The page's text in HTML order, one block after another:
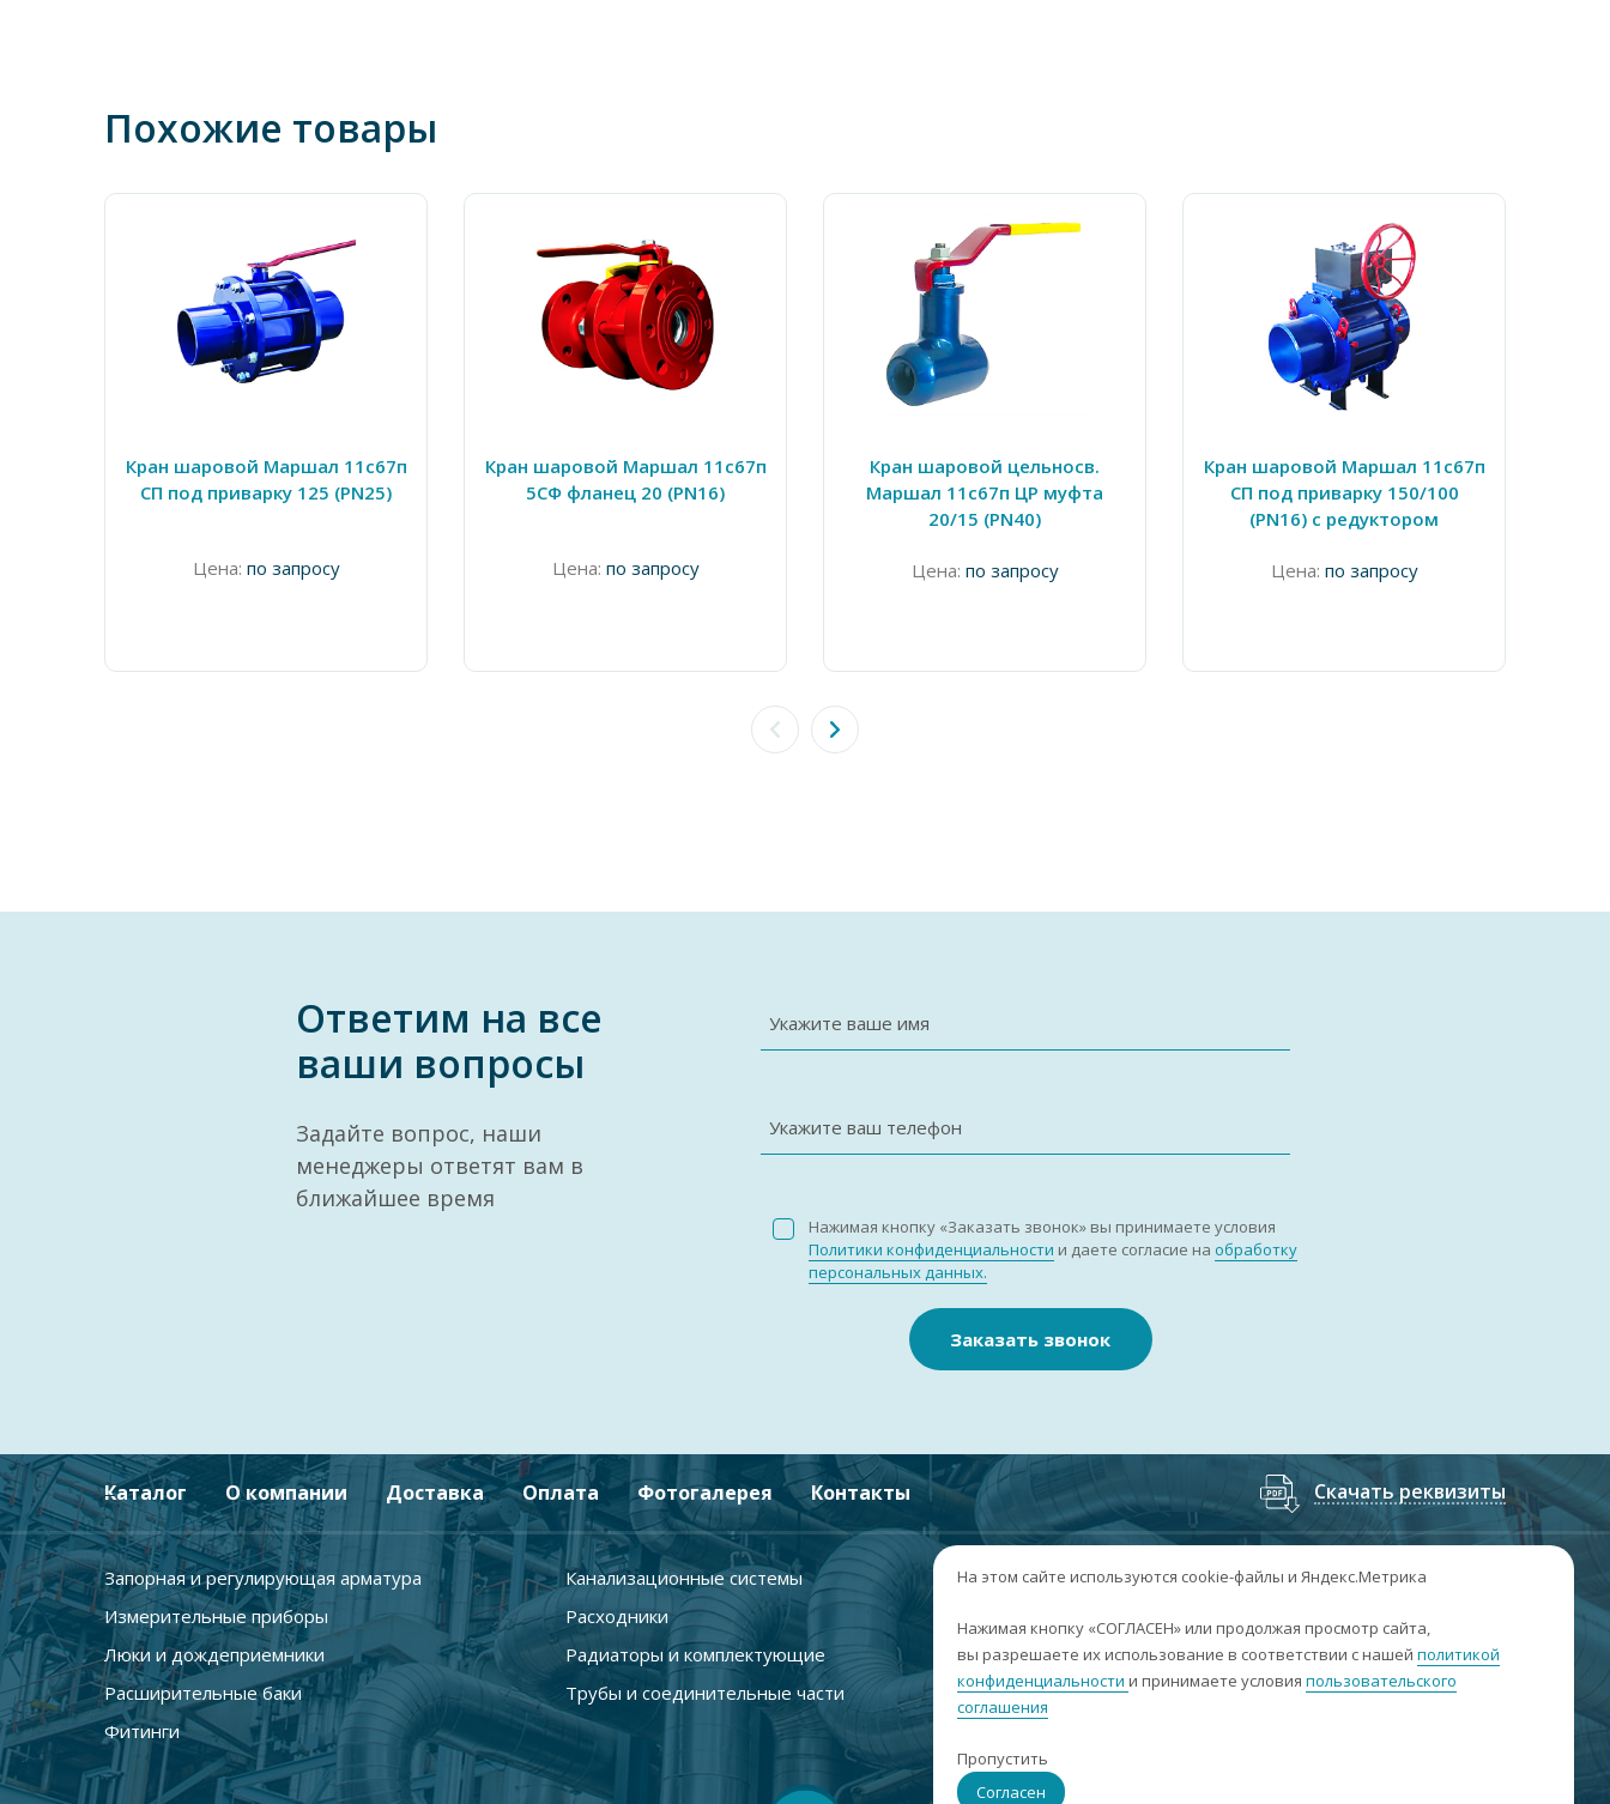
Похожие товары
Кран шаровой Маршал 11с67п
СП под приварку 125 (PN25)
Цена: по запросу
Кран шаровой Маршал 11с67п
5СФ фланец 20 (PN16)
Цена: по запросу
Кран шаровой цельносв.
Маршал 11с67п ЦР муфта
20/15 (PN40)
Цена: по запросу
Кран шаровой Маршал 11с67п
СП под приварку 150/100
(PN16) с редуктором
Цена: по запросу
Ответим на все
ваши вопросы
Задайте вопрос, наши
менеджеры ответят вам в
ближайшее время
Укажите ваше имя
Укажите ваш телефон
Нажимая кнопку «Заказать звонок» вы принимаете условия
Политики конфиденциальности и даете согласие на обработку
персональных данных.
Заказать звонок
Каталог О компании Доставка Оплата Фотогалерея Контакты Скачать реквизиты
Запорная и регулирующая арматура
Канализационные системы
Измерительные приборы
Расходники
Люки и дождеприемники
Радиаторы и комплектующие
Расширительные баки
Трубы и соединительные части
Фитинги
+7 (3852) 50-60-74;+7 (3852) 50-60-73
г. Барнаул, пр. Ленина, 158А, Н1/204
сб-вс: выходные
На этом сайте используются cookie-файлы и Яндекс.Метрика
Нажимая кнопку «СОГЛАСЕН» или продолжая просмотр сайта,
вы разрешаете их использование в соответствии с нашей политикой
конфиденциальности и принимаете условия пользовательского
соглашения
Пропустить
Согласен